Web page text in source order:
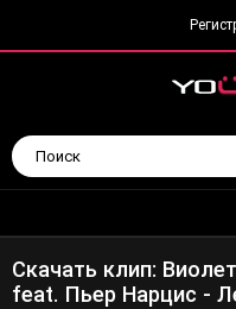
Скачать клип:
feat. Пьер Нарцис -